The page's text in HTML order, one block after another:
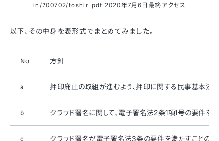
in/200702/toshin.pdf 2020年7月6日最終アクセス
以下、その中身を表形式でまとめてみました。
No 方針
a 押印廃止の取組が進むよう、押印に関する民事基本法
b クラウド署名に関して、電子署名法2条1項1号の要件
c クラウド署名が電子署名法3条の要件を満たすことの